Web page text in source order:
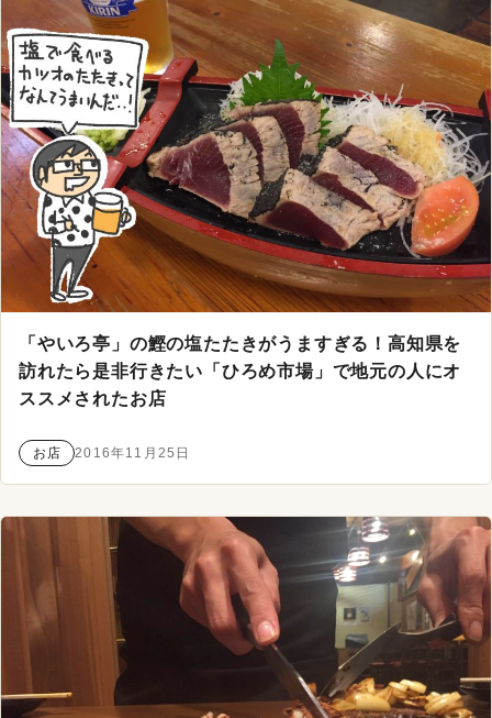
「やいろ亭」の鰹の塩たたきがうますぎる！高知県を
訪れたら是非行きたい「ひろめ市場」で地元の人にオ
ススメされたお店
お店 2016年11月25日